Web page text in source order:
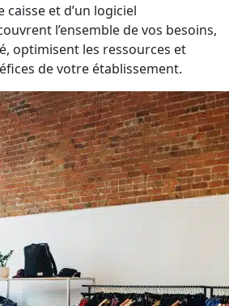
caisse et d’un logiciel
l’ensemble de vos besoins,
optimisent les ressources et
de votre établissement.